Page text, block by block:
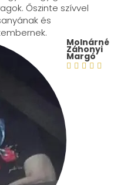
Őszinte szívvel
és
Molnárné
Záhonyi
Margó
    